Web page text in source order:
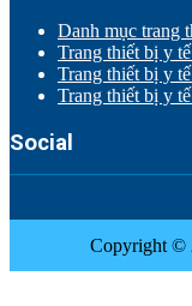
Danh mục trang
Trang thiết bị y
Trang thiết bị y
Trang thiết bị y
Social
Copyright ©